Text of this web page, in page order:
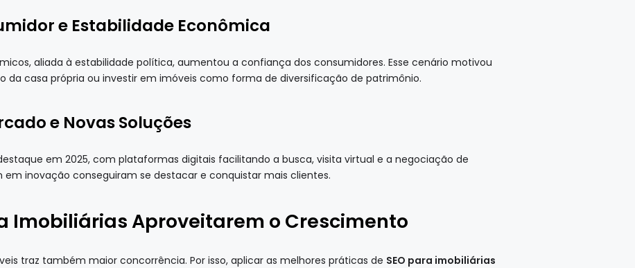
e Estabilidade Econômica
aliada à estabilidade política, aumentou a confiança dos consumidores. Esse cenário motivou
da casa própria ou investir em imóveis como forma de diversificação de patrimônio.
e Novas Soluções
em 2025, com plataformas digitais facilitando a busca, visita virtual e a negociação de
em inovação conseguiram se destacar e conquistar mais clientes.
Imobiliárias Aproveitarem o Crescimento
traz também maior concorrência. Por isso, aplicar as melhores práticas de SEO para imobiliárias